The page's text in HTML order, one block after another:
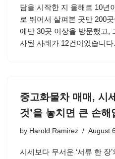
담을 시작한 지 올해로 10년
로 뛰어서 살펴본 곳만 200
에만 30곳 이상을 방문했고,
사된 사례가 12건이었습니
중고화물차 매매, 시
것’을 놓치면 큰 손해
by Harold Ramirez August
시세보다 무서운 ‘서류 한 장